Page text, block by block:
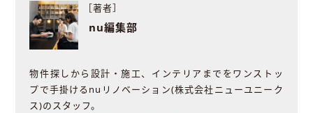
［著者］
nu編集部
物件探しから設計・施工、インテリアまでをワンストッ
プで手掛けるnuリノベーション(株式会社ニューユニーク
ス)のスタッフ。